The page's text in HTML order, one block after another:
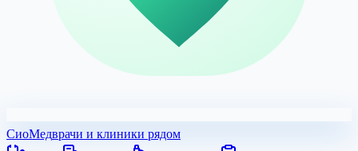
СиоМедврачи и клиники рядом